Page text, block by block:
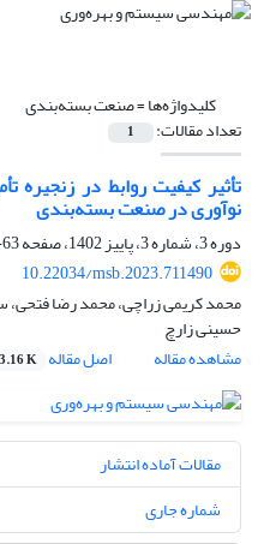
کلیدواژه‌ها =صنعت بسته‌بندی
تعداد مقالات: 1
تأثیر کیفیت روابط در
نوآوری در صنعت بسته‌بندی
دوره 3، شماره 3، پاییز 1402، صفحه
63-81
10.22034/msb.2023.711490
محمد کریمی زراچی، محمد رضا
حسینی زارچ
مشاهده مقاله
اصل مقاله K
مقالات آماده انتشار
شماره جاری